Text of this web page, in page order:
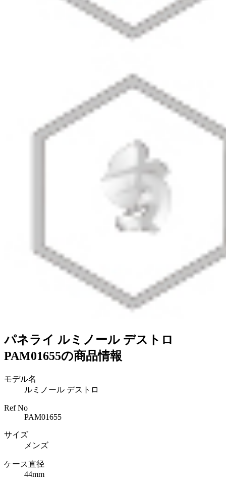
パネライ ルミノール デストロ
PAM01655の商品情報
モデル名
ルミノール デストロ
Ref No
PAM01655
サイズ
メンズ
ケース直径
44mm